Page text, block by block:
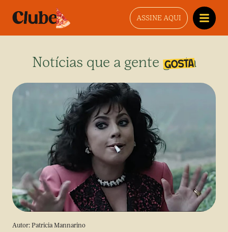
ASSINE AQUI
Notícias que a gente gosta
Autor: Patricia Mannarino